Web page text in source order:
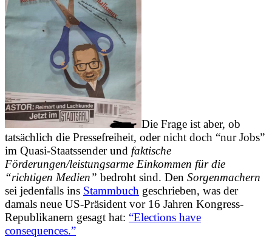
Die Frage ist aber, ob
tatsächlich die Pressefreiheit, oder nicht doch “nur Jobs”
im Quasi-Staatssender und faktische
Förderungen/leistungsarme Einkommen für die
“richtigen Medien” bedroht sind. Den Sorgenmachern
sei jedenfalls ins Stammbuch geschrieben, was der
damals neue US-Präsident vor 16 Jahren Kongress-
Republikanern gesagt hat: “Elections have
consequences.”